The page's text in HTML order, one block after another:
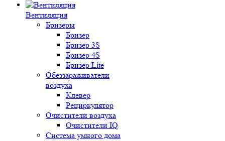
Вентиляция
Бризеры
Бризер
Бризер 3S
Бризер 4S
Бризер Lite
Обеззараживатели
воздуха
Клевер
Рециркулятор
Очистители воздуха
Очистители IQ
Система умного дома